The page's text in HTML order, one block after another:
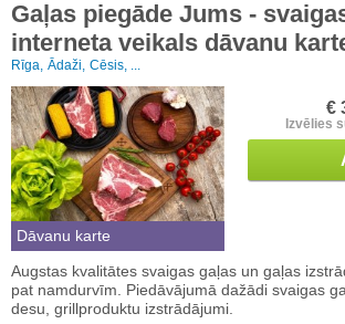
Gaļas piegāde Jums -
interneta veikals dāvanu
Rīga, Ādaži, Cēsis, ...
Dāvanu karte
€
Izvēlies
Augstas kvalitātes svaigas gaļas un gaļas
pat namdurvīm. Piedāvājumā dažādi svaigas
desu, grillproduktu izstrādājumi.